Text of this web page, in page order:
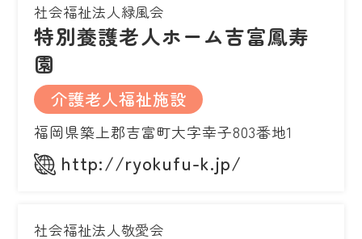
社会福祉法人緑風会
特別養護老人ホーム吉富鳳寿
園
介護老人福祉施設
福岡県築上郡吉富町大字幸子803番地1
http://ryokufu-k.jp/
社会福祉法人敬愛会